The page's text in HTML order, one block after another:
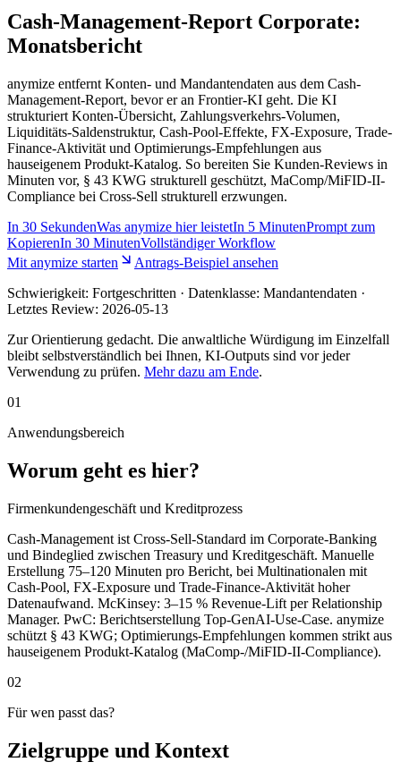
Cash-Management-Report Corporate:
Monatsbericht
anymize entfernt Konten- und Mandantendaten aus dem Cash-
Management-Report, bevor er an Frontier-KI geht. Die KI
strukturiert Konten-Übersicht, Zahlungsverkehrs-Volumen,
Liquiditäts-Saldenstruktur, Cash-Pool-Effekte, FX-Exposure, Trade-
Finance-Aktivität und Optimierungs-Empfehlungen aus
hauseigenem Produkt-Katalog. So bereiten Sie Kunden-Reviews in
Minuten vor, § 43 KWG strukturell geschützt, MaComp/MiFID-II-
Compliance bei Cross-Sell strukturell erzwungen.
In 30 SekundenWas anymize hier leistetIn 5 MinutenPrompt zum
KopierenIn 30 MinutenVollständiger Workflow
Mit anymize starten
Antrags-Beispiel ansehen
Schwierigkeit: Fortgeschritten · Datenklasse: Mandantendaten ·
Letztes Review: 2026-05-13
Zur Orientierung gedacht. Die anwaltliche Würdigung im Einzelfall
bleibt selbstverständlich bei Ihnen, KI-Outputs sind vor jeder
Verwendung zu prüfen. Mehr dazu am Ende.
01
Anwendungsbereich
Worum geht es hier?
Firmenkundengeschäft und Kreditprozess
Cash-Management ist Cross-Sell-Standard im Corporate-Banking
und Bindeglied zwischen Treasury und Kreditgeschäft. Manuelle
Erstellung 75–120 Minuten pro Bericht, bei Multinationalen mit
Cash-Pool, FX-Exposure und Trade-Finance-Aktivität hoher
Datenaufwand. McKinsey: 3–15 % Revenue-Lift per Relationship
Manager. PwC: Berichtserstellung Top-GenAI-Use-Case. anymize
schützt § 43 KWG; Optimierungs-Empfehlungen kommen strikt aus
hauseigenem Produkt-Katalog (MaComp-/MiFID-II-Compliance).
02
Für wen passt das?
Zielgruppe und Kontext